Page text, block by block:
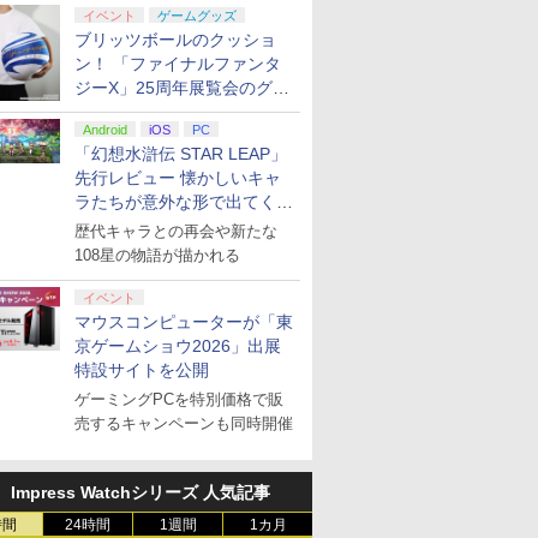
イベント ゲームグッズ
ブリッツボールのクッショ
ン！ 「ファイナルファンタ
ジーX」25周年展覧会のグッ
ズ情報が公開
Android iOS PC
「幻想水滸伝 STAR LEAP」
先行レビュー 懐かしいキャ
ラたちが意外な形で出てくる
シリーズ完全新作！
歴代キャラとの再会や新たな
108星の物語が描かれる
イベント
マウスコンピューターが「東
京ゲームショウ2026」出展
特設サイトを公開
ゲーミングPCを特別価格で販
売するキャンペーンも同時開催
Impress Watchシリーズ 人気記事
24時間 1週間 1カ月